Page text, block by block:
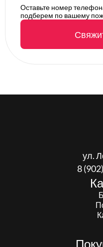
Оставьте номер
подберем по вашему
ул.
8